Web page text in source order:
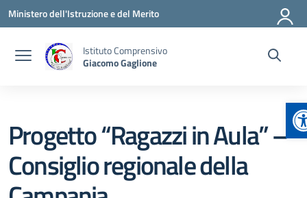
Vai ai contenuti
Vai al menu di navigazione
Vai al footer
Ministero dell'Istruzione e del Merito
Istituto Comprensivo
Giacomo Gaglione
Progetto “Ragazzi in Aula” –
Consiglio regionale della